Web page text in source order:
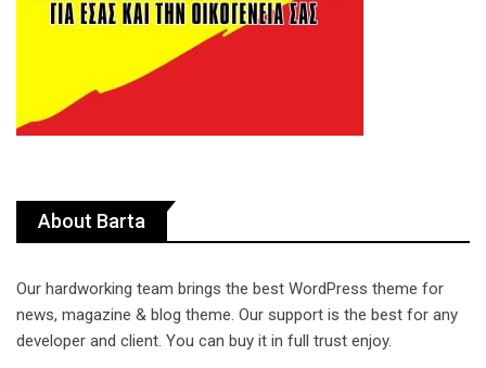
About Barta
Our hardworking team brings the best WordPress theme for
news, magazine & blog theme. Our support is the best for any
developer and client. You can buy it in full trust enjoy.